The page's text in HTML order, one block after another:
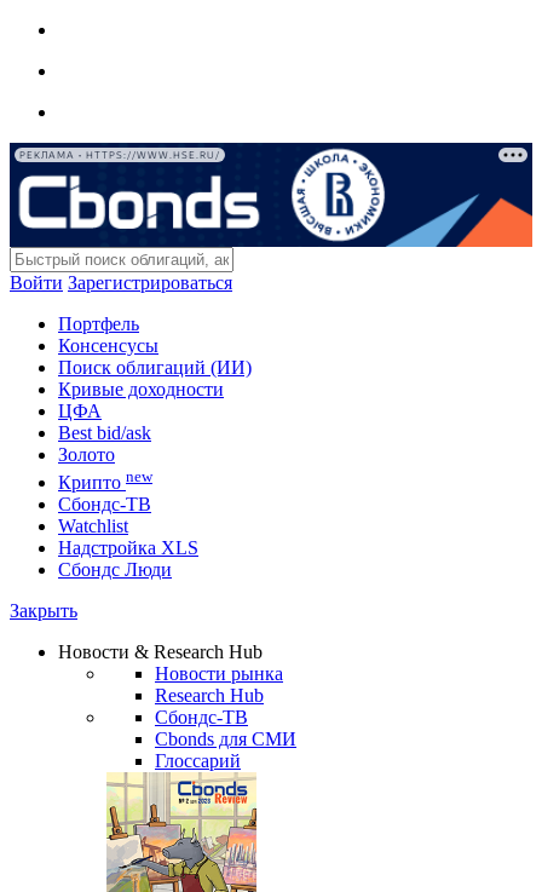
РЕКЛАМА • HTTPS://WWW.HSE.RU/
Войти Зарегистрироваться
Портфель
Консенсусы
Поиск облигаций (ИИ)
Кривые доходности
ЦФА
Best bid/ask
Золото
Крипто new
Сбондс-ТВ
Watchlist
Надстройка XLS
Сбондс Люди
Закрыть
Новости & Research Hub
Новости рынка
Research Hub
Сбондс-ТВ
Cbonds для СМИ
Глоссарий